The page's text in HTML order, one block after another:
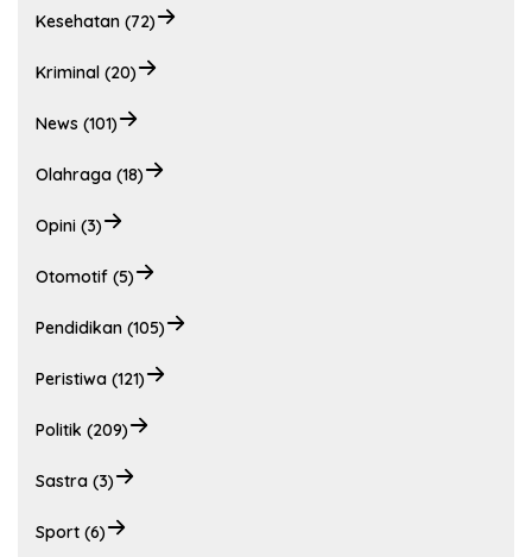
Kesehatan (72)
Kriminal (20)
News (101)
Olahraga (18)
Opini (3)
Otomotif (5)
Pendidikan (105)
Peristiwa (121)
Politik (209)
Sastra (3)
Sport (6)